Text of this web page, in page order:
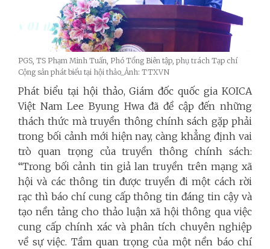
PGS, TS Phạm Minh Tuấn, Phó Tổng Biên tập, phụ trách Tạp chí
Cộng sản phát biểu tại hội thảo_Ảnh: TTXVN
Phát biểu tại hội thảo, Giám đốc quốc gia KOICA
Việt Nam Lee Byung Hwa đã đề cập đến những
thách thức mà truyền thông chính sách gặp phải
trong bối cảnh mới hiện nay, càng khẳng định vai
trò quan trọng của truyền thông chính sách:
“Trong bối cảnh tin giả lan truyền trên mạng xã
hội và các thông tin được truyền đi một cách rời
rạc thì báo chí cung cấp thông tin đáng tin cậy và
tạo nền tảng cho thảo luận xã hội thông qua việc
cung cấp chính xác và phân tích chuyên nghiệp
về sự việc. Tầm quan trọng của một nền báo chí